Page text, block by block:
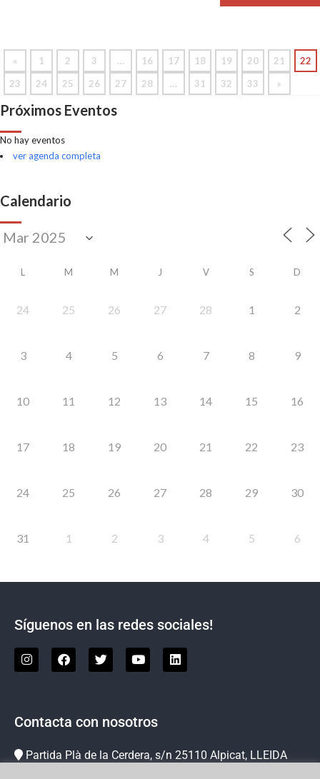
« 1 2 3 … 16 17 18 19 20 21
22
23
24 25 26 27 28 … 31 32 33 »
Próximos Eventos
No hay eventos
ver agenda completa
Calendario
L M M J V S D
24 25 26 27 28 1 2
3 4 5 6 7 8 9
10 11 12 13 14 15 16
17 18 19 20 21 22 23
24 25 26 27 28 29 30
31 1 2 3 4 5 6
Síguenos en las redes sociales!
Contacta con nosotros
Partida Plà de la Cerdera, s/n 25110 Alpicat, LLEIDA